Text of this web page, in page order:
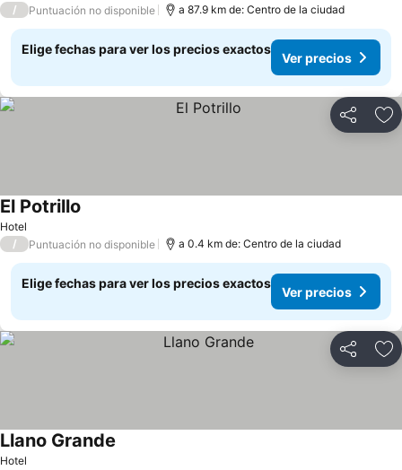
/ Puntuación no disponible a 87.9 km de: Centro de la ciudad
Elige fechas para ver los precios exactos
Ver precios
Compartir
Hotel
El Potrillo
/ Puntuación no disponible a 0.4 km de: Centro de la ciudad
Elige fechas para ver los precios exactos
Ver precios
Compartir
Hotel
Llano Grande